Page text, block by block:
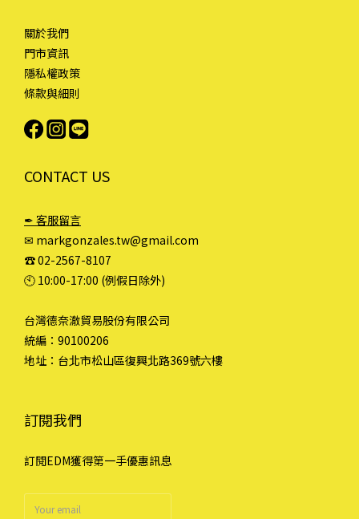
關於我們
門市資訊
隱私權政策
條款與細則
CONTACT US
✒ 客服留言
✉ markgonzales.tw@gmail.com
☎︎ 02-2567-8107
🕙︎ 10:00-17:00 (例假日除外)
台灣德奈澈貿易股份有限公司
統編：90100206
地址：台北市松山區復興北路369號六樓
訂閱我們
訂閱EDM獲得第一手優惠訊息